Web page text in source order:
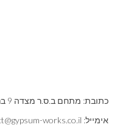
כתובת: מתחם ב.ס.ר מצדה 9 בני ברק
אימייל: contact@gypsum-works.co.il